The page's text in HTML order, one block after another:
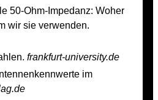
50-Ohm-Impedanz: Woher
wir sie verwenden.
frankfurt-university.de
im